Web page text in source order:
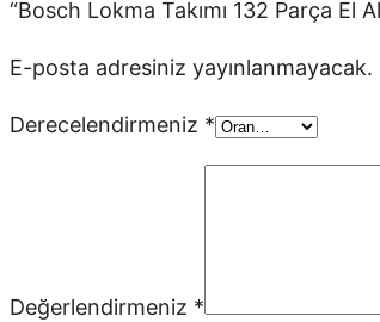
“Bosch Lokma Takımı 132 Parça
E-posta adresiniz yayınlanmayacak.
Derecelendirmeniz *
Değerlendirmeniz *